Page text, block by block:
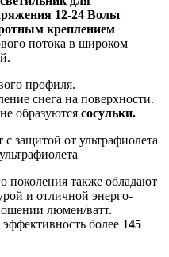
12-24 Вольт
креплением
потока в широком
профиля.
снега на поверхности.
образуются сосульки.
защитой от ультрафиолета
поколения также обладают
и отличной энерго-
люмен/ватт.
эффективность более 145